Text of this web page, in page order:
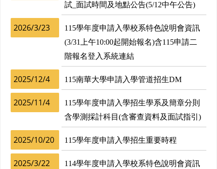
試_面試時間及地點公告(5/12中午公告)
2026/3/23
115學年度申請入學校系特色說明會資訊
(3/31上午10:00起開始報名)含115申請二
階報名登入系統連結
2025/12/4 115南華大學申請入學管道招生DM
2025/11/4
115學年度申請入學招生學系及簡章分則
含學測採計科目(含審查資料及面試指引)
2025/10/20 115學年度申請入學招生重要時程
2025/3/22
114學年度申請入學校系特色說明會資訊